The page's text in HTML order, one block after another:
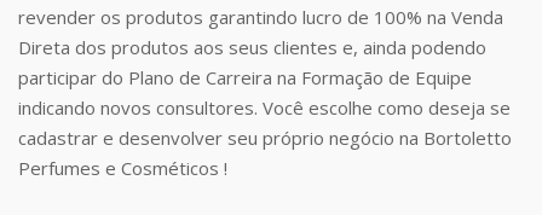
revender os produtos garantindo lucro de 100% na Venda
Direta dos produtos aos seus clientes e, ainda podendo
participar do Plano de Carreira na Formação de Equipe
indicando novos consultores. Você escolhe como deseja se
cadastrar e desenvolver seu próprio negócio na Bortoletto
Perfumes e Cosméticos !